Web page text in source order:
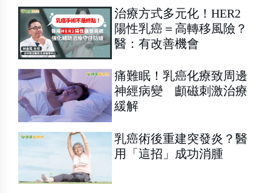
治療方式多元化！HER2
陽性乳癌＝高轉移風險？
醫：有改善機會
痛難眠！乳癌化療致周邊
神經病變 顱磁刺激治療
緩解
乳癌術後重建突發炎？醫
用「這招」成功消腫